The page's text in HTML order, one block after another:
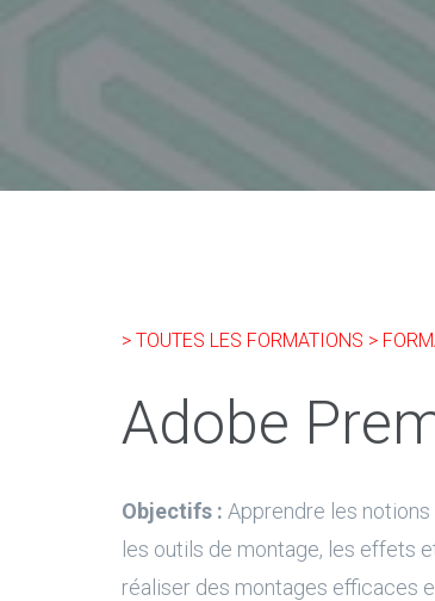
> TOUTES LES FORMATIONS >
Adobe
Objectifs : Apprendre les
les outils de montage, les effets
réaliser des montages efficaces